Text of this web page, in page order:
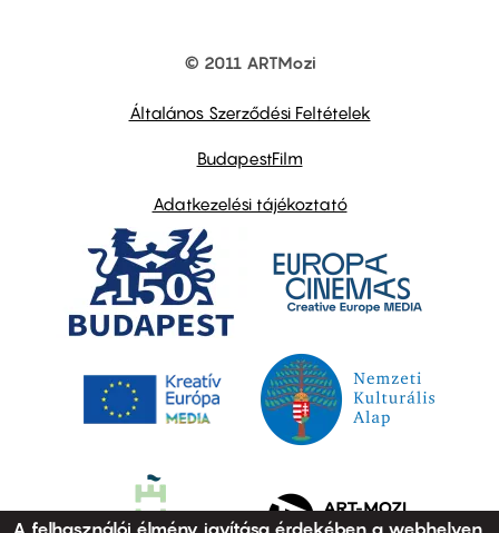
© 2011 ARTMozi
Általános Szerződési Feltételek
BudapestFilm
Adatkezelési tájékoztató
A felhasználói élmény javítása érdekében a webhelyen